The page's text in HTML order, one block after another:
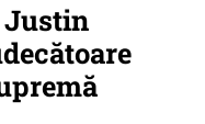
Justin